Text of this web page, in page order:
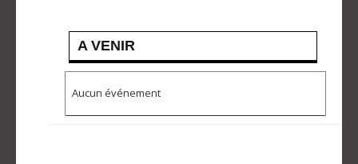
A VENIR
Aucun événement